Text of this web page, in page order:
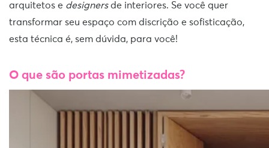
arquitetos e designersde interiores. Se você quer
transformar seu espaço com discrição e sofisticação,
esta técnica é, sem dúvida, para você!
O que são portas mimetizadas?